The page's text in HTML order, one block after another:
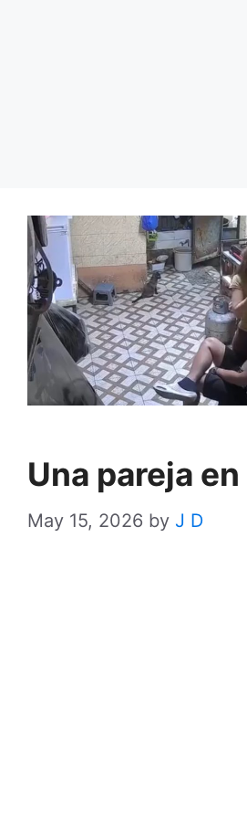
Una pareja
May 15, 2026 by J D